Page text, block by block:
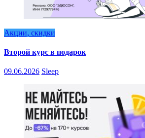
Акции, скидки
Второй курс в подарок
09.06.2026 Sleep